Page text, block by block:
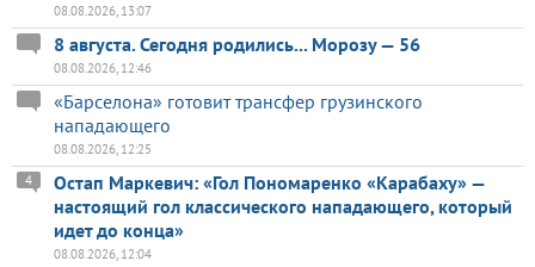
08.08.2026, 13:07
8 августа. Сегодня родились... Морозу — 56
08.08.2026, 12:46
«Барселона» готовит трансфер грузинского
нападающего
08.08.2026, 12:25
Остап Маркевич: «Гол Пономаренко «Карабаху» —
настоящий гол классического нападающего, который
идет до конца»
4
08.08.2026, 12:04